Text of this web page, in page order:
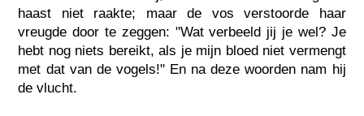
haast niet raakte; maar de vos verstoorde haar
vreugde door te zeggen: "Wat verbeeld jij je wel? Je
hebt nog niets bereikt, als je mijn bloed niet vermengt
met dat van de vogels!" En na deze woorden nam hij
de vlucht.